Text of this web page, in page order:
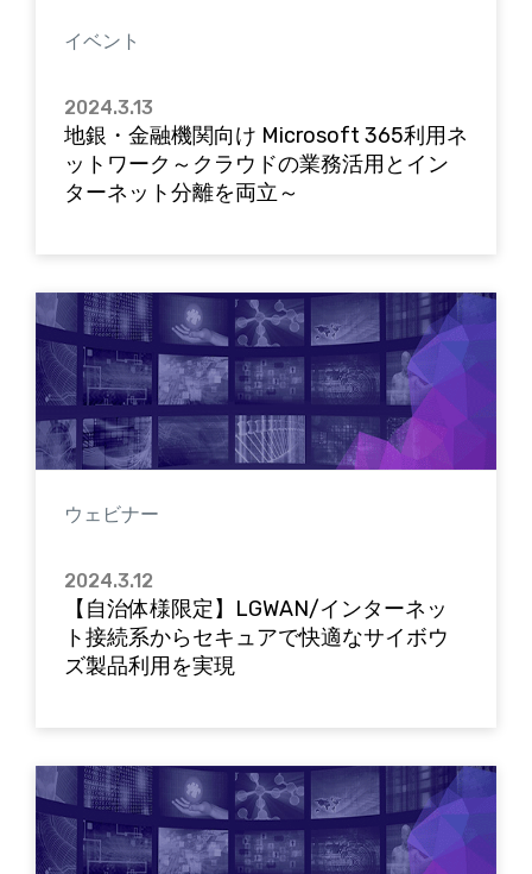
イベント
2024.3.13
地銀・金融機関向け Microsoft 365利用ネ
ットワーク～クラウドの業務活用とイン
ターネット分離を両立～
ウェビナー
2024.3.12
【自治体様限定】LGWAN/インターネッ
ト接続系からセキュアで快適なサイボウ
ズ製品利用を実現